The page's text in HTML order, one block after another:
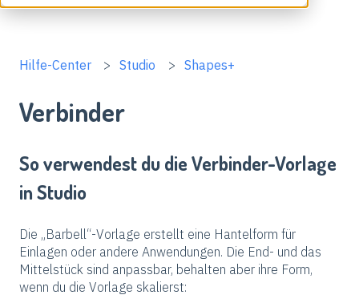
Hilfe-Center Studio Shapes+
Verbinder
So verwendest du die Verbinder-Vorlage
in Studio
Die „Barbell“-Vorlage erstellt eine Hantelform für
Einlagen oder andere Anwendungen. Die End- und das
Mittelstück sind anpassbar, behalten aber ihre Form,
wenn du die Vorlage skalierst: